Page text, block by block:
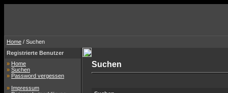
Home / Suchen
Registrierte Benutzer
» Home
» Suchen
» Password vergessen
» Impressum
Suchen